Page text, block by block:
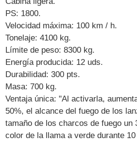
PS: 1800.
Velocidad máxima: 100 km / h.
Tonelaje: 4100 kg.
Límite de peso: 8300 kg.
Energía producida: 12 uds.
Durabilidad: 300 pts.
Masa: 700 kg.
Ventaja única: "Al activarla,
50%, el alcance del fuego de los
tamaño de los charcos de fuego un
color de la llama a verde durante